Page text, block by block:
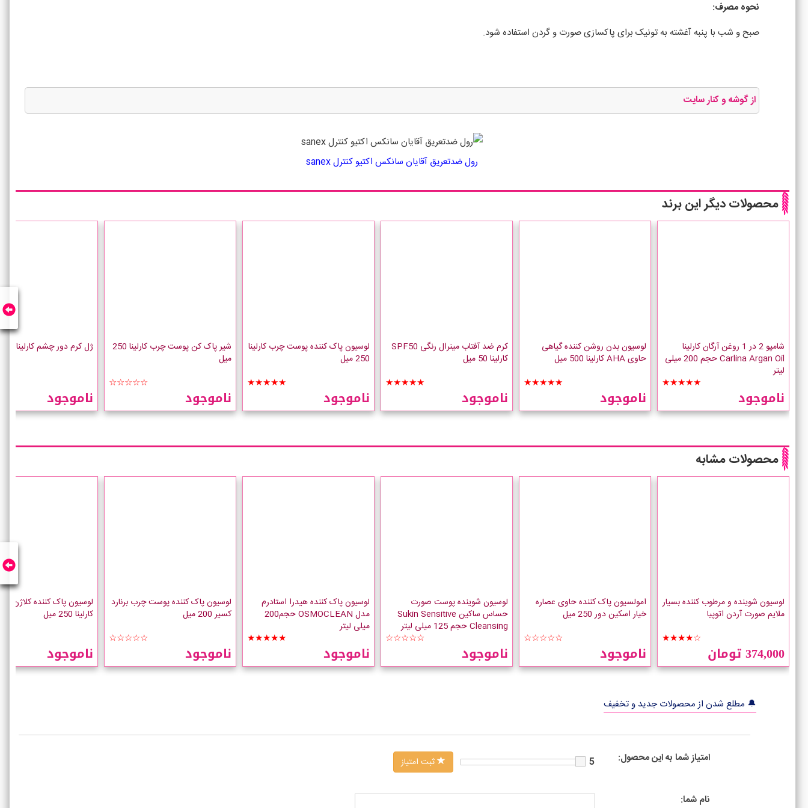
نحوه مصرف:
صبح و شب با پنبه آغشته به تونیک برای پاکسازی صورت و گردن استفاده شود.
از گوشه و کنار سایت
رول ضدتعریق آقایان سانکس اکتیو کنترل sanex
محصولات دیگر این برند
شامپو 2 در 1 روغن آرگان کارلینا
Carlina Argan Oil حجم 200 میلی
لیتر
★★★★★
ناموجود
لوسیون بدن روشن کننده گیاهی
حاوی AHA کارلینا 500 میل
★★★★★
ناموجود
کرم ضد آفتاب مینرال رنگی SPF50
کارلینا 50 میل
★★★★★
ناموجود
لوسیون پاک کننده پوست چرب کارلینا
250 میل
★★★★★
ناموجود
شیر پاک کن پوست چرب کارلینا 250
میل
☆☆☆☆☆
ناموجود
ژل کرم دور چشم کارلینا
ناموجود
محصولات مشابه
لوسیون شوینده و مرطوب کننده بسیار
ملایم صورت آردن اتوپیا
★★★★☆
374,000 تومان
امولسیون پاک کننده حاوی عصاره
خیار اسکین دور 250 میل
☆☆☆☆☆
ناموجود
لوسیون شوینده پوست صورت
حساس ساکین Sukin Sensitive
Cleansing حجم 125 میلی لیتر
☆☆☆☆☆
ناموجود
لوسیون پاک کننده هیدرا استادرم
مدل OSMOCLEAN حجم200
میلی لیتر
★★★★★
ناموجود
لوسیون پاک کننده پوست چرب برنارد
کسیر 200 میل
☆☆☆☆☆
ناموجود
لوسیون پاک کننده کلاژن
کارلینا 250 میل
ناموجود
🔔 مطلع شدن از محصولات جدید و تخفیف
امتیاز شما به این محصول: 5 ثبت امتیاز
نام شما: